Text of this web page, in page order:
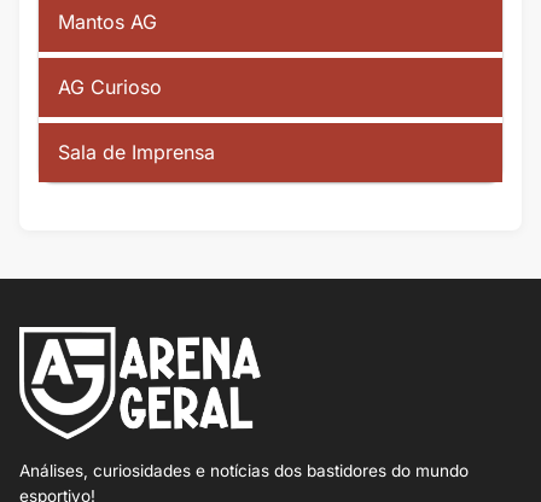
Mantos AG
AG Curioso
Sala de Imprensa
Análises, curiosidades e notícias dos bastidores do mundo
esportivo!